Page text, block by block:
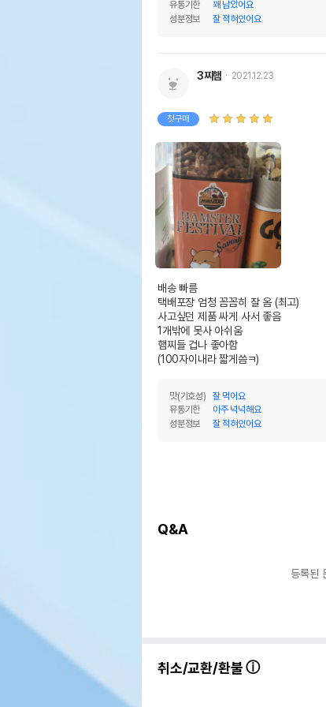
그에 대한 사항
제조자,수입품의 경우
수입자를 함께 표기
AS책임자와 전화번호 또는
소비자상담 관련 전화번호
유통기한
유통기한
꽤 남았어요
성분정보
잘 적혀있어요
3찌햄 2021.12.23
첫구매
배송 빠름
택배포장 엄청 꼼꼼히 잘 옴 (최고)
사고싶던 제품 싸게 사서 좋음
1개밖에 못사 아쉬움
햄찌들 겁나 좋아함
(100자이내라 짧게씀ㅋ)
맛(기호성)
잘 먹어요
유통기한
아주 넉넉해요
성분정보
잘 적혀있어요
Q&A
등록된
취소/교환/환불